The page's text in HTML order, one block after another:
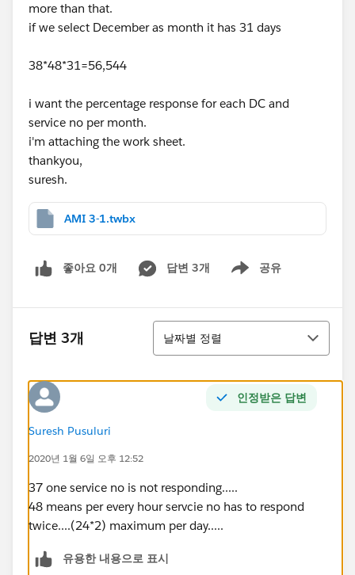
more than that.
if we select December as month it has 31 days
38*48*31=56,544
i want the percentage response for each DC and
service no per month.
i'm attaching the work sheet.
thankyou,
suresh.
AMI 3-1.twbx
좋아요 0개 답변 3개 공유
Show menu
답변 3개
정렬
날짜별 정렬
인정받은 답변
Suresh Pusuluri
2020년 1월 6일 오후 12:52
37 one service no is not responding.....
48 means per every hour servcie no has to respond
twice....(24*2) maximum per day.....
유용한 내용으로 표시